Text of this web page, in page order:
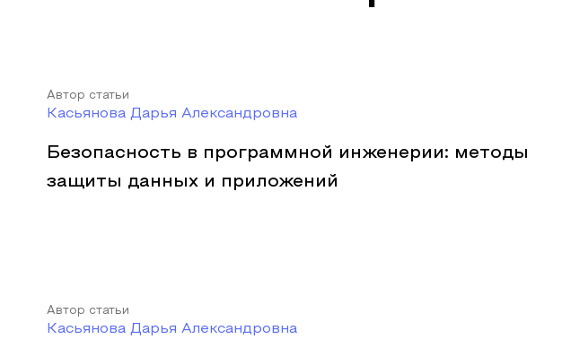
Автор статьи
Касьянова Дарья Александровна
Безопасность в программной инженерии: методы
защиты данных и приложений
Автор статьи
Касьянова Дарья Александровна